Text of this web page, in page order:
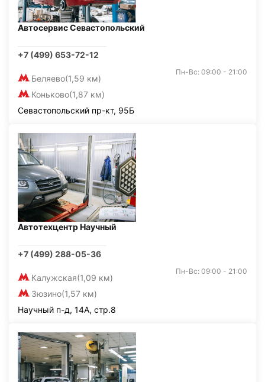
Автосервис Севастопольский
+7 (499) 653-72-12
Беляево(1,59 км)
Коньково(1,87 км)
Пн-Вс: 09:00 - 21:00
Севастопольский пр-кт, 95Б
Автотехцентр Научный
+7 (499) 288-05-36
Калужская(1,09 км)
Зюзино(1,57 км)
Пн-Вс: 09:00 - 21:00
Научный п-д, 14А, стр.8